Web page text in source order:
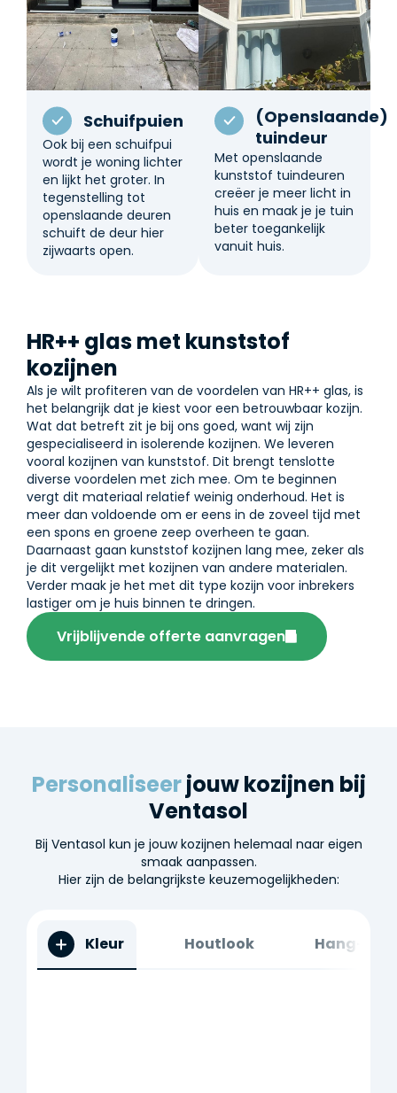
Schuifpuien
Ook bij een schuifpui
wordt je woning lichter
en lijkt het groter. In
tegenstelling tot
openslaande deuren
schuift de deur hier
zijwaarts open.
(Openslaande)
tuindeur
Met openslaande
kunststof tuindeuren
creëer je meer licht in
huis en maak je je tuin
beter toegankelijk
vanuit huis.
HR++ glas met kunststof
kozijnen
Als je wilt profiteren van de voordelen van HR++ glas, is
het belangrijk dat je kiest voor een betrouwbaar kozijn.
Wat dat betreft zit je bij ons goed, want wij zijn
gespecialiseerd in isolerende kozijnen. We leveren
vooral kozijnen van kunststof. Dit brengt tenslotte
diverse voordelen met zich mee. Om te beginnen
vergt dit materiaal relatief weinig onderhoud. Het is
meer dan voldoende om er eens in de zoveel tijd met
een spons en groene zeep overheen te gaan.
Daarnaast gaan kunststof kozijnen lang mee, zeker als
je dit vergelijkt met kozijnen van andere materialen.
Verder maak je het met dit type kozijn voor inbrekers
lastiger om je huis binnen te dringen.
Vrijblijvende offerte aanvragen
Personaliseerjouw kozijnen bij
Ventasol
Bij Ventasol kun je jouw kozijnen helemaal naar eigen
smaak aanpassen.
Hier zijn de belangrijkste keuzemogelijkheden:
Kleur Houtlook Hang- en